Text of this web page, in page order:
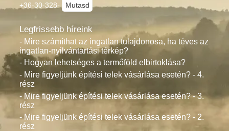
+36-30-328-
Mutasd
Legfrissebb híreink
- Mire számíthat az ingatlan tulajdonosa, ha téves az
ingatlan-nyilvántartási térkép?
- Hogyan lehetséges a termőföld elbirtoklása?
- Mire figyeljünk építési telek vásárlása esetén? - 4.
rész
- Mire figyeljünk építési telek vásárlása esetén? - 3.
rész
- Mire figyeljünk építési telek vásárlása esetén? - 2.
rész